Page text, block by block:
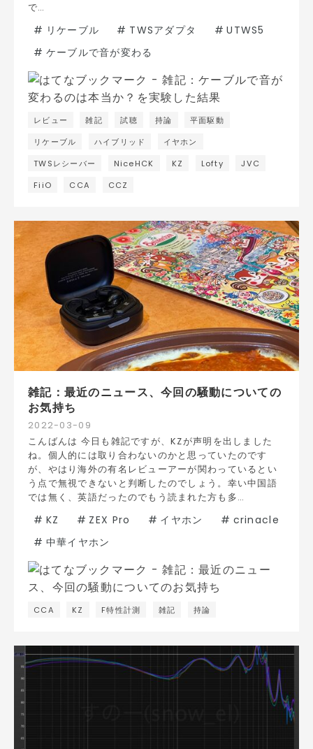
レビュー 雑記 試聴 持論
平面駆動
リケーブル
ハイブリッド
イヤホン
TWSレシーバー
NiceHCK KZ Lofty
JVC
FiiO
CCA CCZ
で…
# リケーブル # TWSアダプタ # UTWS5
# ケーブルで音が変わる
2022-03-09
雑記：最近のニュース、今回の騒動についての
お気持ち
CCA KZ F特性計測 雑記 持論
こんばんは 今日も雑記ですが、KZが声明を出しました
ね。個人的には取り合わないのかと思っていたのです
が、やはり海外の有名レビューアーが関わっているとい
う点で無視できないと判断したのでしょう。幸い中国語
では無く、英語だったのでもう読まれた方も多…
# KZ # ZEX Pro # イヤホン # crinacle
# 中華イヤホン